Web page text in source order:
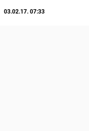
03.02.17. 07:33